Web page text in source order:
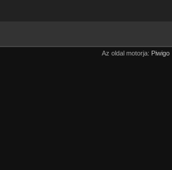
Az oldal motorja: Piwigo